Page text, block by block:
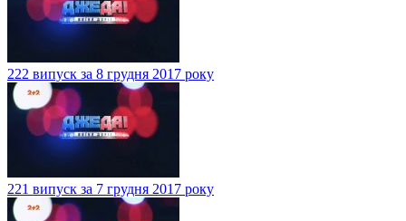
222 випуск за 8 грудня 2017 року
221 випуск за 7 грудня 2017 року